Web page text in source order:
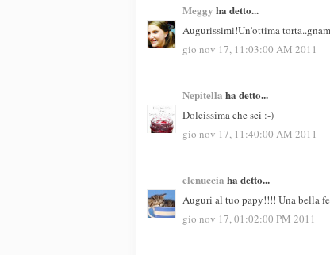
Meggy ha detto...
Augurissimi!Un’ottima
gio nov 17, 11:03:00 AM 2011
Nepitella ha detto...
Dolcissima che sei :-)
gio nov 17, 11:40:00 AM 2011
elenuccia ha detto...
Auguri al tuo papy!!!! Una bella
gio nov 17, 01:02:00 PM 2011